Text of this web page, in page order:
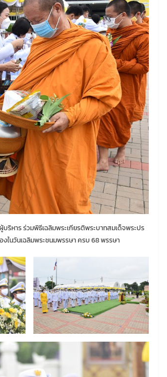
ริหาร ร่วมพิธีเฉลิมพระเกียรติพระบาทสมเด็จพระปร
งในวันเฉลิมพระชนมพรรษา ครบ 68 พรรษา